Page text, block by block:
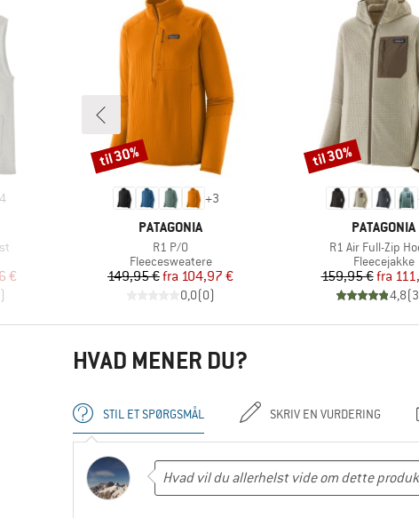
4
€
)
+3
MÆRKE
PATAGONIA
Artikel
R1 P/O
Produktgruppe
Fleecesweatere
Pris
149,95 € Nedsat pris
fra 104,97 €
0,0(0)
Rabat
til 30%
MÆRKE
PATAGONIA
Artikel
R1 Air Full-Zip
Fleecejakke
Pris
159,95 €fra
4,8(
Rabat
til 30%
HVAD MENER DU?
STIL ET SPØRGSMÅL SKRIV EN VURDERING